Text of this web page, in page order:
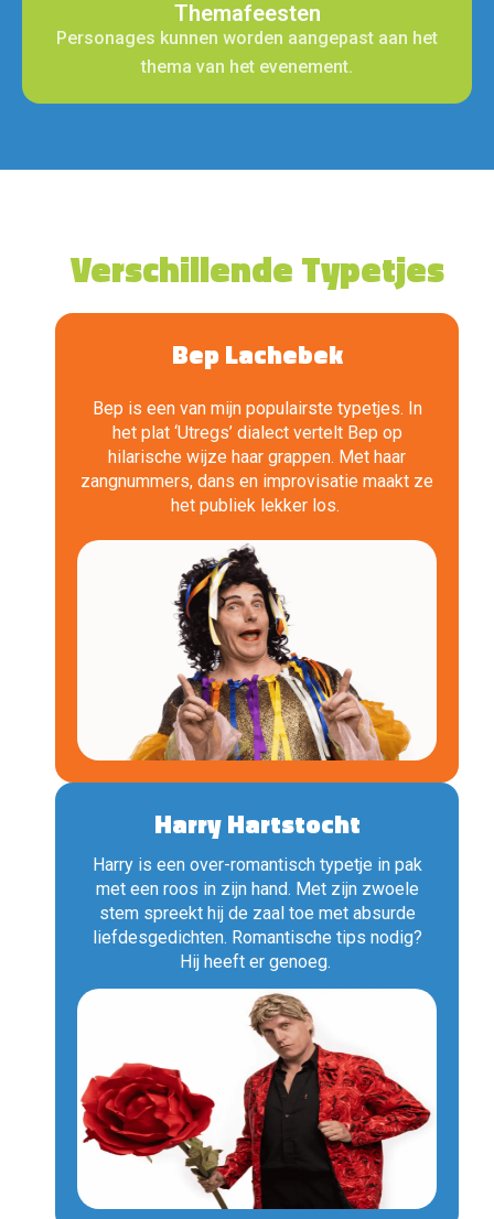
Themafeesten
Personages kunnen worden aangepast aan het
thema van het evenement.
Verschillende Typetjes
Bep Lachebek
Bep is een van mijn populairste typetjes. In
het plat ‘Utregs’ dialect vertelt Bep op
hilarische wijze haar grappen. Met haar
zangnummers, dans en improvisatie maakt ze
het publiek lekker los.
Harry Hartstocht
Harry is een over-romantisch typetje in pak
met een roos in zijn hand. Met zijn zwoele
stem spreekt hij de zaal toe met absurde
liefdesgedichten. Romantische tips nodig?
Hij heeft er genoeg.